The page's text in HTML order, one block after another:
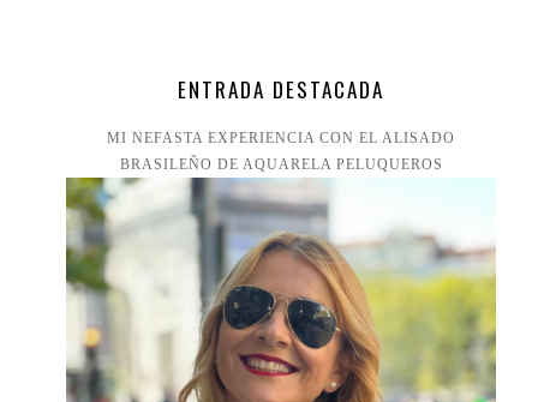
ENTRADA DESTACADA
MI NEFASTA EXPERIENCIA CON EL ALISADO
BRASILEÑO DE AQUARELA PELUQUEROS